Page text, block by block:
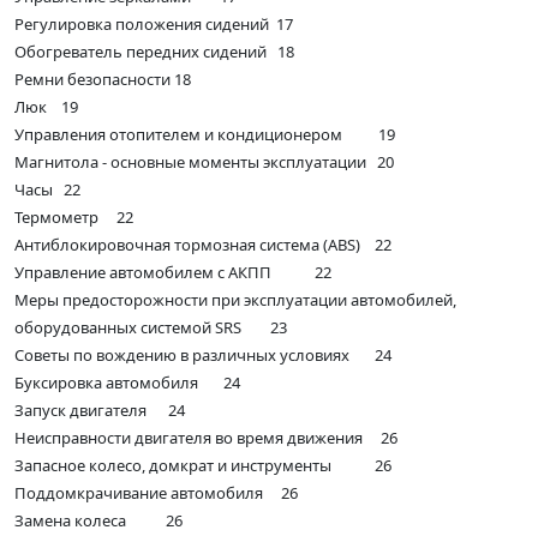
Регулировка положения сидений 17
Обогреватель передних сидений 18
Ремни безопасности 18
Люк 19
Управления отопителем и кондиционером 19
Магнитола - основные моменты эксплуатации 20
Часы 22
Термометр 22
Антиблокировочная тормозная система (ABS) 22
Управление автомобилем с АКПП 22
Меры предосторожности при эксплуатации автомобилей,
оборудованных системой SRS 23
Советы по вождению в различных условиях 24
Буксировка автомобиля 24
Запуск двигателя 24
Неисправности двигателя во время движения 26
Запасное колесо, домкрат и инструменты 26
Поддомкрачивание автомобиля 26
Замена колеса 26